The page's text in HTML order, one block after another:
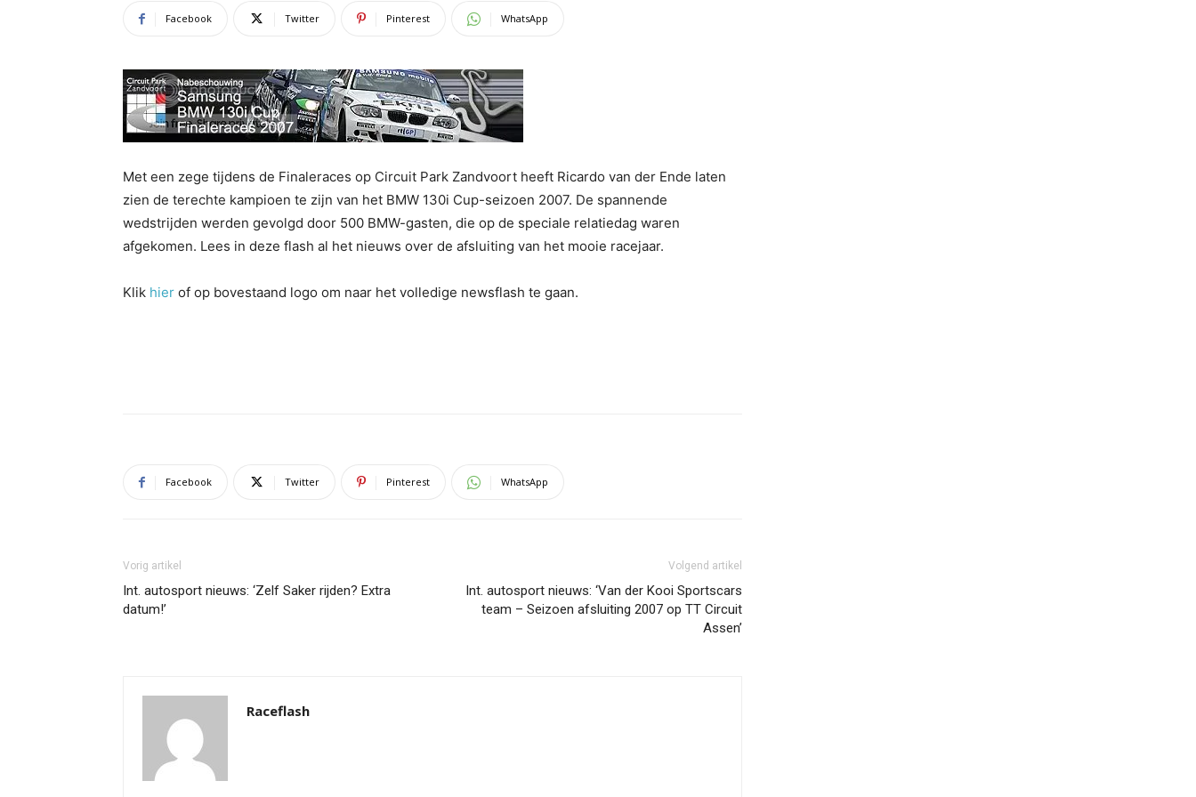
Facebook Twitter Pinterest WhatsApp
Met een zege tijdens de Finaleraces op Circuit Park Zandvoort heeft Ricardo van der Ende laten
zien de terechte kampioen te zijn van het BMW 130i Cup-seizoen 2007. De spannende
wedstrijden werden gevolgd door 500 BMW-gasten, die op de speciale relatiedag waren
afgekomen. Lees in deze flash al het nieuws over de afsluiting van het mooie racejaar.
Klik hier of op bovestaand logo om naar het volledige newsflash te gaan.
Facebook Twitter Pinterest WhatsApp
Vorig artikel
Int. autosport nieuws: ‘Zelf Saker rijden? Extra
datum!’
Volgend artikel
Int. autosport nieuws: ‘Van der Kooi Sportscars
team – Seizoen afsluiting 2007 op TT Circuit
Assen’
Raceflash